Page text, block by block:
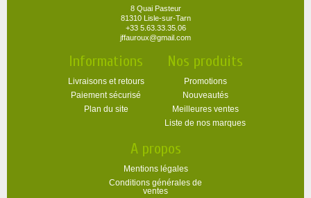
8 Quai Pasteur
81310 Lisle-sur-Tarn
+33 5.63.33.35.06
jffauroux@gmail.com
Informations
Livraisons et retours
Paiement sécurisé
Plan du site
Nos produits
Promotions
Nouveautés
Meilleures ventes
Liste de nos marques
A propos
Mentions légales
Conditions générales de
ventes